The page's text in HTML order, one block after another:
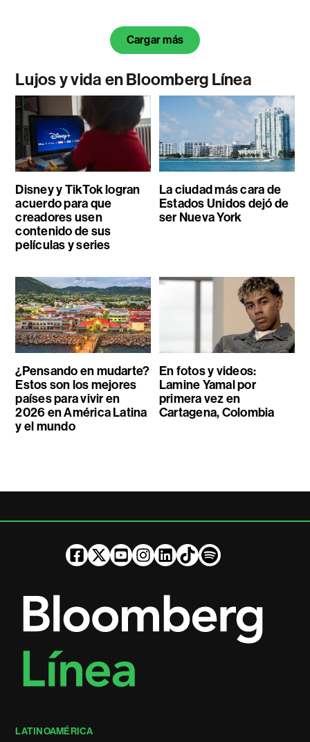
Cargar más
Lujos y vida en Bloomberg Línea
Disney y TikTok logran
acuerdo para que
creadores usen
contenido de sus
películas y series
La ciudad más cara de
Estados Unidos dejó de
ser Nueva York
¿Pensando en mudarte?
Estos son los mejores
países para vivir en
2026 en América Latina
y el mundo
En fotos y videos:
Lamine Yamal por
primera vez en
Cartagena, Colombia
LATINOAMÉRICA